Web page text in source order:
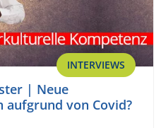
INTERVIEWS
| Neue
aufgrund von Covid?